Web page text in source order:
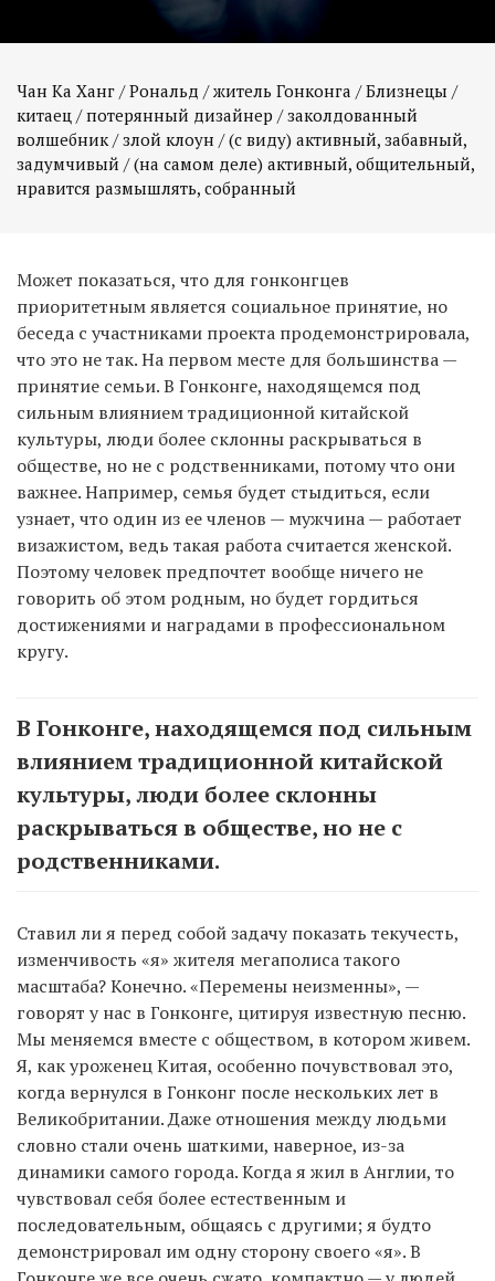
Чан Ка Ханг / Рональд / житель Гонконга / Близнецы /
китаец / потерянный дизайнер / заколдованный
волшебник / злой клоун / (с виду) активный, забавный,
задумчивый / (на самом деле) активный, общительный,
нравится размышлять, собранный
Может показаться, что для гонконгцев
приоритетным является социальное принятие, но
беседа с участниками проекта продемонстрировала,
что это не так. На первом месте для большинства —
принятие семьи. В Гонконге, находящемся под
сильным влиянием традиционной китайской
культуры, люди более склонны раскрываться в
обществе, но не с родственниками, потому что они
важнее. Например, семья будет стыдиться, если
узнает, что один из ее членов — мужчина — работает
визажистом, ведь такая работа считается женской.
Поэтому человек предпочтет вообще ничего не
говорить об этом родным, но будет гордиться
достижениями и наградами в профессиональном
кругу.
В Гонконге, находящемся под сильным
влиянием традиционной китайской
культуры, люди более склонны
раскрываться в обществе, но не с
родственниками.
Ставил ли я перед собой задачу показать текучесть,
изменчивость «я» жителя мегаполиса такого
масштаба? Конечно. «Перемены неизменны», —
говорят у нас в Гонконге, цитируя известную песню.
Мы меняемся вместе с обществом, в котором живем.
Я, как уроженец Китая, особенно почувствовал это,
когда вернулся в Гонконг после нескольких лет в
Великобритании. Даже отношения между людьми
словно стали очень шаткими, наверное, из-за
динамики самого города. Когда я жил в Англии, то
чувствовал себя более естественным и
последовательным, общаясь с другими; я будто
демонстрировал им одну сторону своего «я». В